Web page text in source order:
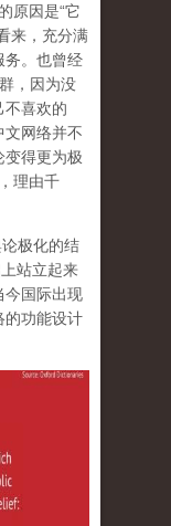
原因是“它
来，充分满
务。也曾经
，因为没
不喜欢的
文网络并不
变得更为极
理由千
极化的结
站立起来
今国际出现
的功能设计